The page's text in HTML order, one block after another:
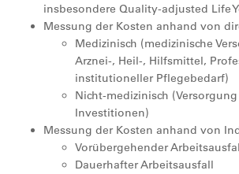
insbesondere Quality-adjusted Life
Messung der Kosten anhand von
Medizinisch (medizinische
Arznei-, Heil-, Hilfsmittel,
institutioneller Pflegebedarf)
Nicht-medizinisch
Investitionen)
Messung der Kosten anhand von
Vorübergehender
Dauerhafter Arbeitsausfall